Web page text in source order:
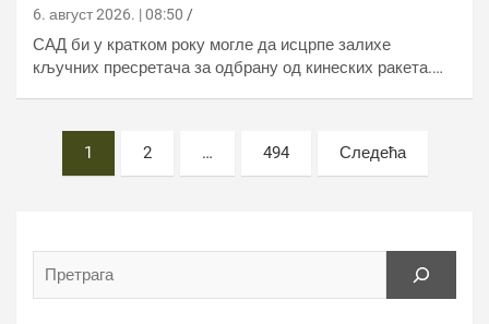
6. август 2026. | 08:50
САД би у кратком року могле да исцрпе залихе
кључних пресретача за одбрану од кинеских ракета.…
пагинатион
1 2 … 494 Следећа